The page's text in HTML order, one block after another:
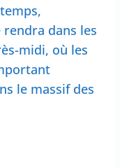
dans les
midi, où les
le massif des